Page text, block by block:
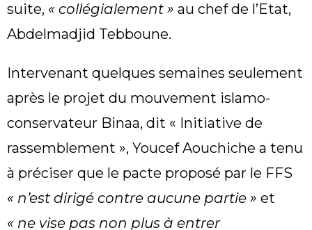
suite, « collégialement » au chef de l’Etat,
Abdelmadjid Tebboune.
Intervenant quelques semaines seulement
après le projet du mouvement islamo-
conservateur Binaa, dit « Initiative de
rassemblement », Youcef Aouchiche a tenu
à préciser que le pacte proposé par le FFS
« n’est dirigé contre aucune partie » et
« ne vise pas non plus à entrer